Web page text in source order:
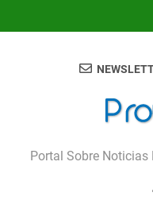
Portal Sobre Noticias